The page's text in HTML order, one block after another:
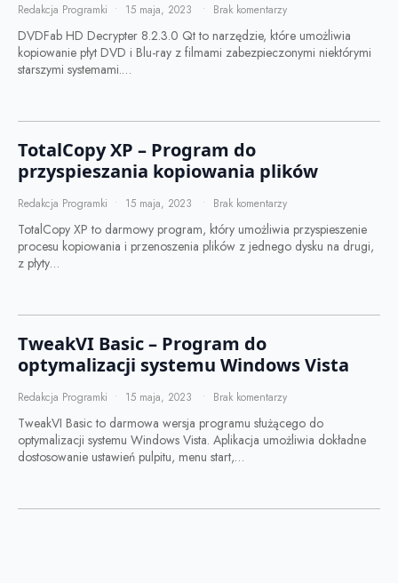
Redakcja Programki 15 maja, 2023 Brak komentarzy
DVDFab HD Decrypter 8.2.3.0 Qt to narzędzie, które umożliwia
kopiowanie płyt DVD i Blu-ray z filmami zabezpieczonymi niektórymi
starszymi systemami.…
TotalCopy XP – Program do
przyspieszania kopiowania plików
Redakcja Programki 15 maja, 2023 Brak komentarzy
TotalCopy XP to darmowy program, który umożliwia przyspieszenie
procesu kopiowania i przenoszenia plików z jednego dysku na drugi,
z płyty…
TweakVI Basic – Program do
optymalizacji systemu Windows Vista
Redakcja Programki 15 maja, 2023 Brak komentarzy
TweakVI Basic to darmowa wersja programu służącego do
optymalizacji systemu Windows Vista. Aplikacja umożliwia dokładne
dostosowanie ustawień pulpitu, menu start,…